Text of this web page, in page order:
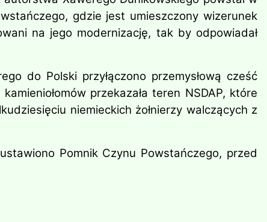
gdzie jest umieszczony wizerunek
na jego modernizację, tak by odpowiadał
do Polski przyłączono przemysłową cześć
przekazała teren NSDAP, które
niemieckich żołnierzy walczących z
Pomnik Czynu Powstańczego, przed